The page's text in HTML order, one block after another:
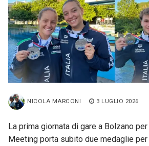
NICOLA MARCONI 3 LUGLIO 2026
La prima giornata di gare a Bolzano
Meeting porta subito due medaglie